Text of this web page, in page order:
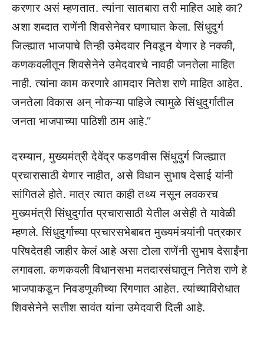
करणार असं म्हणतात. त्यांना सातबारा तरी माहित आहे का?
अशा शब्दात राणेंनी शिवसेनेवर घणाघात केला. सिंधुदुर्ग
जिल्ह्यात भाजपाचे तिन्ही उमेदवार निवडून येणार हे नक्की,
कणकवलीतून शिवसेनेने उमेदवारचे नावही जनतेला माहित
नाही. त्यांना काम करणारे आमदार नितेश राणे माहित आहेत.
जनतेला विकास अन् नोकऱ्या पाहिजे त्यामुळे सिंधुदुर्गातील
जनता भाजपाच्या पाठिशी ठाम आहे.”
दरम्यान, मुख्यमंत्री देवेंद्र फडणवीस सिंधुदुर्ग जिल्ह्यात
प्रचारासाठी येणार नाहीत, असे विधान सुभाष देसाई यांनी
सांगितले होते. मात्र त्यात काही तथ्य नसून लवकरच
मुख्यमंत्री सिंधुदुर्गात प्रचारासाठी येतील असेही ते यावेळी
म्हणले. सिंधुदुर्गाच्या प्रचारसभेबाबत मुख्यमंत्र्यांनी पत्रकार
परिषदेतही जाहीर केलं आहे असा टोला राणेंनी सुभाष देसाईंना
लगावला. कणकवली विधानसभा मतदारसंघातून नितेश राणे हे
भाजपाकडून निवडणूकीच्या रिंगणात आहेत. त्यांच्याविरोधात
शिवसेनेने सतीश सावंत यांना उमेदवारी दिली आहे.